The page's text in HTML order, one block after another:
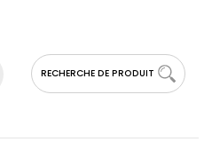
RECHERCHE DE PRODUIT